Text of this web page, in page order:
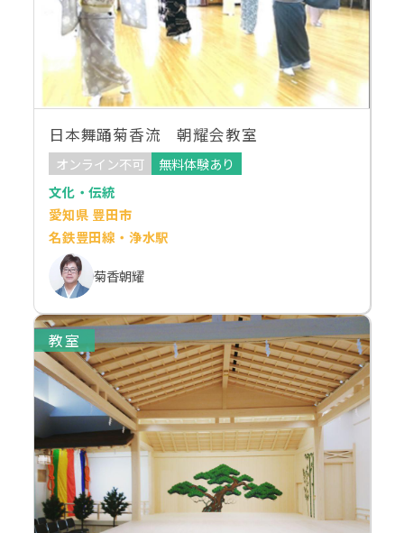
日本舞踊菊香流 朝耀会教室
オンライン不可
無料体験あり
文化・伝統
愛知県 豊田市
名鉄豊田線・浄水駅
菊香朝耀
教室